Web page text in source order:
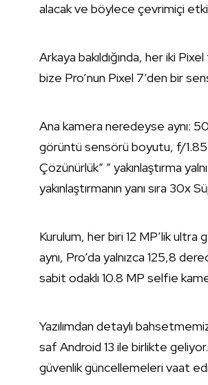
alacak ve böylece çevrimiçi
Arkaya bakıldığında, her iki
bize Pro’nun Pixel 7’den bir
Ana kamera neredeyse aynı:
görüntü sensörü boyutu, f/
Çözünürlük” ” yakınlaştırma
yakınlaştırmanın yanı sıra
Kurulum, her biri 12 MP’lik ultra
aynı, Pro’da yalnızca 125,8
sabit odaklı 10.8 MP selfie
Yazılımdan detaylı
saf Android 13 ile birlikte
güvenlik güncellemeleri vaat